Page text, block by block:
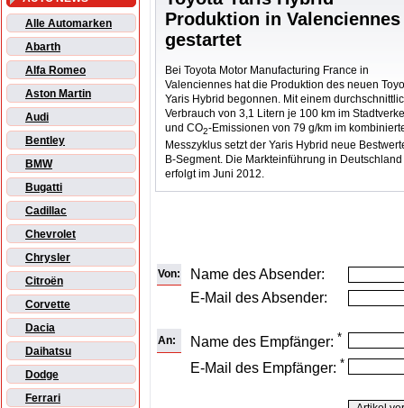
Alle Automarken
Abarth
Alfa Romeo
Aston Martin
Audi
Bentley
BMW
Bugatti
Cadillac
Chevrolet
Chrysler
Citroën
Corvette
Dacia
Daihatsu
Dodge
Ferrari
Produktion in Valenciennes
gestartet
Bei Toyota Motor Manufacturing France in
Valenciennes hat die Produktion des neuen
Yaris Hybrid begonnen. Mit einem
Verbrauch von 3,1 Litern je 100 km im
und CO2-Emissionen von 79 g/km im
Messzyklus setzt der Yaris Hybrid neue
B-Segment. Die Markteinführung in Deutschland
erfolgt im Juni 2012.
Von:
Name des Absender:
E-Mail des Absender:
An: Name des Empfänger: *
E-Mail des Empfänger: *